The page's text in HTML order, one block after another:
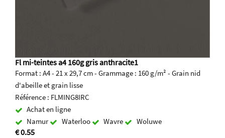
Fl mi-teintes a4 160g gris anthracite1
Format : A4 - 21 x 29,7 cm - Grammage : 160 g/m² - Grain nid
d'abeille et grain lisse
Référence : FLMING8IRC
Achat en ligne
Namur
Waterloo Wavre Woluwe
€ 0.55